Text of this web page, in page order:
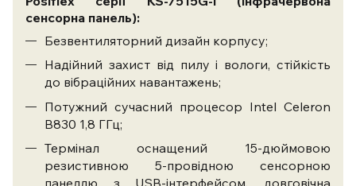
сенсорна панель):
Безвентиляторний дизайн корпусу;
Надійний захист від пилу і вологи, стійкість
до вібраційних навантажень;
Потужний сучасний процесор Intel Celeron
B830 1,8 ГГц;
Термінал оснащений 15-дюймовою
резистивною 5-провідною сенсорною